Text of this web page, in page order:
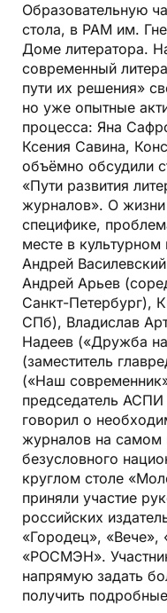
Образовательную
стола, в РАМ им.
Доме литератора.
современный
пути их решения»
но уже опытные
процесса: Яна
Ксения Савина,
объёмно обсудили
«Пути развития
журналов». О
специфике,
месте в
Андрей
Андрей Арьев
Санкт-Петербург),
СПб), Владислав
Надеев («Дружба
(заместитель
(«Наш
председатель АСПИ
говорил о
журналов на самом
безусловного
круглом столе
приняли участие
российских
«Городец», «Вече»,
«РОСМЭН».
напрямую задать
получить